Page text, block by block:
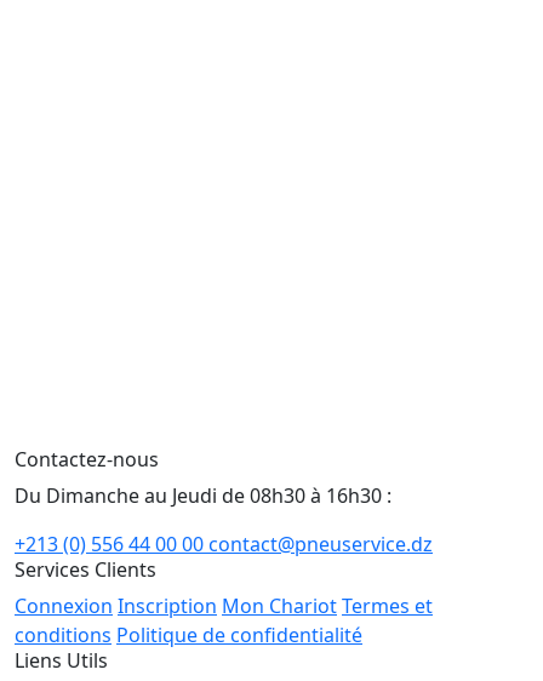
Contactez-nous
Du Dimanche au Jeudi de 08h30 à 16h30 :
+213 (0) 556 44 00 00contact@pneuservice.dz
Services Clients
Connexion Inscription Mon ChariotTermes et
conditions Politique de confidentialité
Liens Utils